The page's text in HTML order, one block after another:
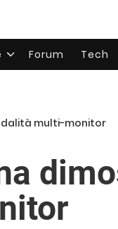
Forum Tech
multi-monitor